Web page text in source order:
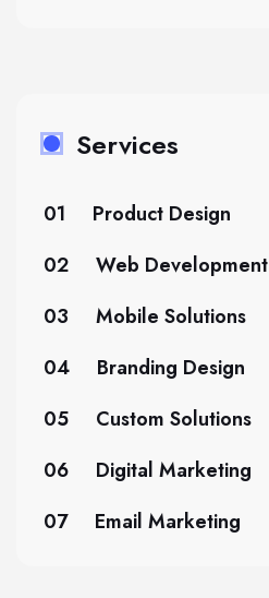
Services
01
Product Design
02
Web Development
03
Mobile Solutions
04
Branding Design
05
Custom Solutions
06
Digital Marketing
07
Email Marketing